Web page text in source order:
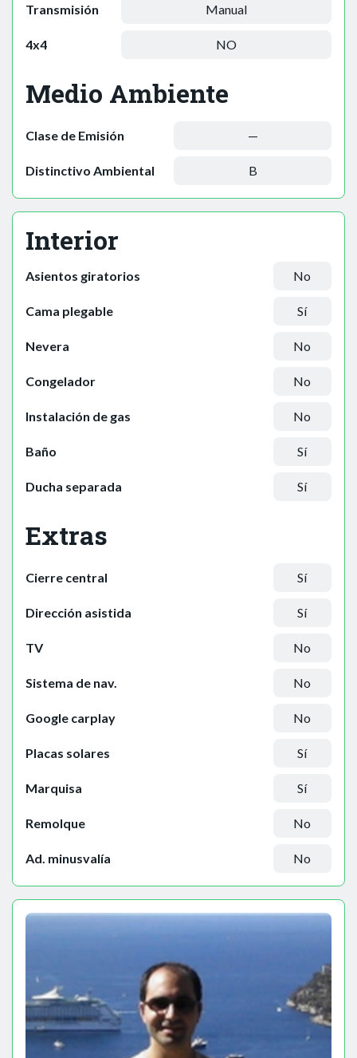
Transmisión Manual
4x4 NO
Medio Ambiente
Clase de Emisión —
Distinctivo Ambiental B
Interior
Asientos giratorios No
Cama plegable Sí
Nevera No
Congelador No
Instalación de gas No
Baño Sí
Ducha separada Sí
Extras
Cierre central Sí
Dirección asistida Sí
TV No
Sistema de nav. No
Google carplay No
Placas solares Sí
Marquisa Sí
Remolque No
Ad. minusvalía No